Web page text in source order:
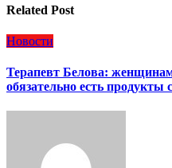
Related Post
Новости
Терапевт Белова:
обязательно есть продукты